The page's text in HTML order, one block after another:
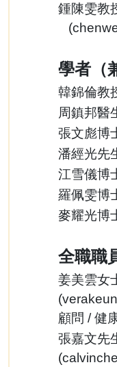
鍾陳雯
(
學者（
韓錦倫教
周鎮邦醫
張文彪博
潘經光先
江雪儀博
羅佩雯博
麥耀光博
全職職
姜美雲女
(
顧問 / 健
張嘉文先
(